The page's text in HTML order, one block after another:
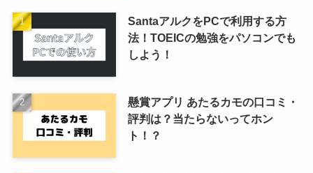
SantaアルクをPCで利用する方
法！TOEICの勉強をパソコンでも
しよう！
懸賞アプリ あたるカモの口コミ・
評判は？当たらないってホン
ト！？